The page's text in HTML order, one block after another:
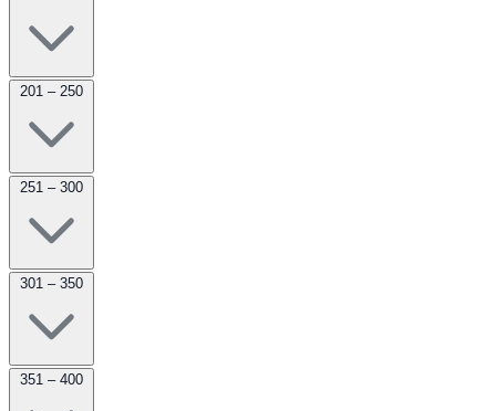
201 – 250
251 – 300
301 – 350
351 – 400